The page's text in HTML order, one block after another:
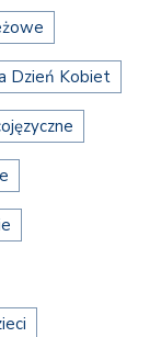
Dzień Kobiet